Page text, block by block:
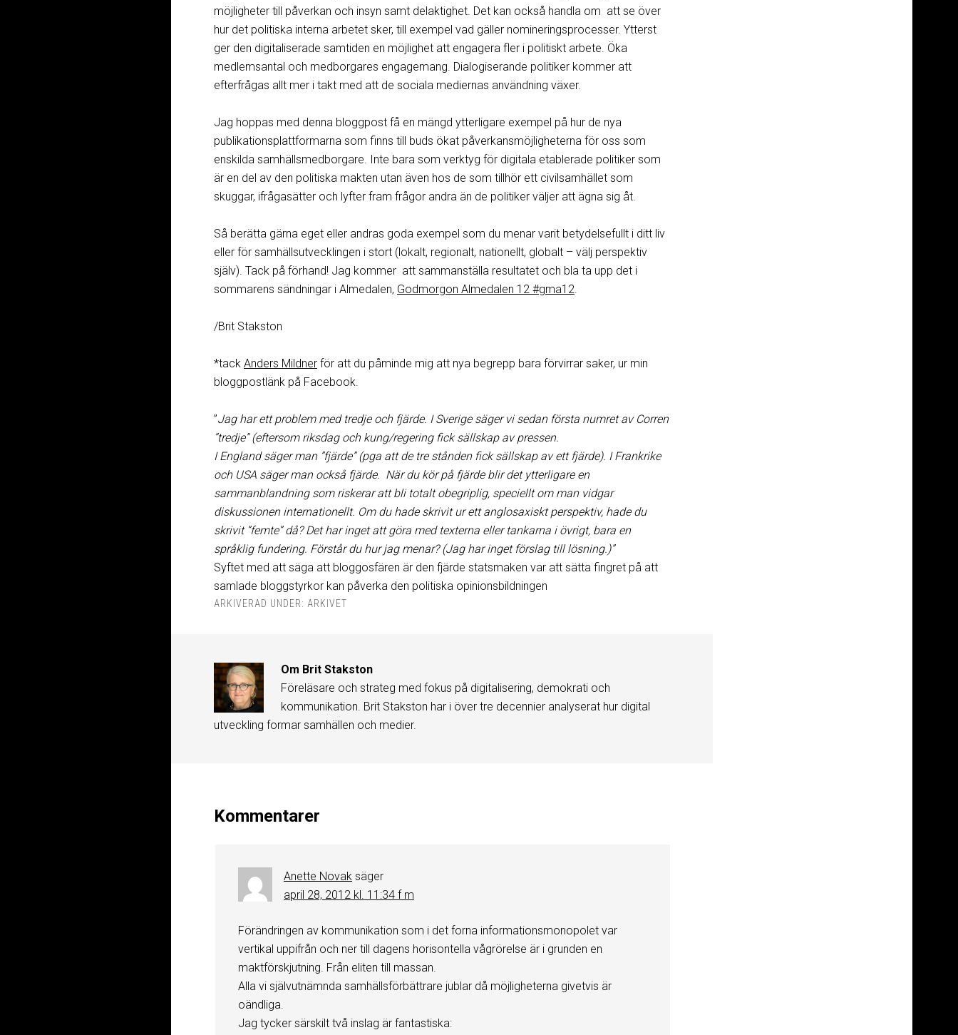
möjligheter till påverkan och insyn samt delaktighet. Det kan också handla om att se över
hur det politiska interna arbetet sker, till exempel vad gäller nomineringsprocesser. Ytterst
ger den digitaliserade samtiden en möjlighet att engagera fler i politiskt arbete. Öka
medlemsantal och medborgares engagemang. Dialogiserande politiker kommer att
efterfrågas allt mer i takt med att de sociala mediernas användning växer.
Jag hoppas med denna bloggpost få en mängd ytterligare exempel på hur de nya
publikationsplattformarna som finns till buds ökat påverkansmöjligheterna för oss som
enskilda samhällsmedborgare. Inte bara som verktyg för digitala etablerade politiker som
är en del av den politiska makten utan även hos de som tillhör ett civilsamhället som
skuggar, ifrågasätter och lyfter fram frågor andra än de politiker väljer att ägna sig åt.
Så berätta gärna eget eller andras goda exempel som du menar varit betydelsefullt i ditt liv
eller för samhällsutvecklingen i stort (lokalt, regionalt, nationellt, globalt – välj perspektiv
själv). Tack på förhand! Jag kommer att sammanställa resultatet och bla ta upp det i
sommarens sändningar i Almedalen, Godmorgon Almedalen 12 #gma12.
/Brit Stakston
*tack Anders Mildner för att du påminde mig att nya begrepp bara förvirrar saker, ur min
bloggpostlänk på Facebook.
”Jag har ett problem med tredje och fjärde. I Sverige säger vi sedan första numret av Corren
”tredje” (eftersom riksdag och kung/regering fick sällskap av pressen.
I England säger man ”fjärde” (pga att de tre stånden fick sällskap av ett fjärde). I Frankrike
och USA säger man också fjärde. När du kör på fjärde blir det ytterligare en
sammanblandning som riskerar att bli totalt obegriplig, speciellt om man vidgar
diskussionen internationellt. Om du hade skrivit ur ett anglosaxiskt perspektiv, hade du
skrivit ”femte” då? Det har inget att göra med texterna eller tankarna i övrigt, bara en
språklig fundering. Förstår du hur jag menar? (Jag har inget förslag till lösning.)”
Syftet med att säga att bloggosfären är den fjärde statsmaken var att sätta fingret på att
samlade bloggstyrkor kan påverka den politiska opinionsbildningen
ARKIVERAD UNDER: ARKIVET
Om Brit Stakston
Föreläsare och strateg med fokus på digitalisering, demokrati och
kommunikation. Brit Stakston har i över tre decennier analyserat hur digital
utveckling formar samhällen och medier.
Kommentarer
Anette Novak säger
april 28, 2012 kl. 11:34 f m
Förändringen av kommunikation som i det forna informationsmonopolet var
vertikal uppifrån och ner till dagens horisontella vågrörelse är i grunden en
maktförskjutning. Från eliten till massan.
Alla vi självutnämnda samhällsförbättrare jublar då möjligheterna givetvis är
oändliga.
Jag tycker särskilt två inslag är fantastiska: